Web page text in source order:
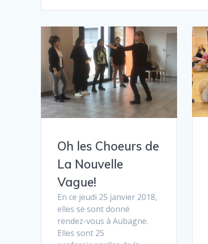
Oh les Choeurs de
La Nouvelle
Vague!
En ce jeudi 25 janvier 2018,
elles se sont donné
rendez-vous à Aubagne.
Elles sont 25